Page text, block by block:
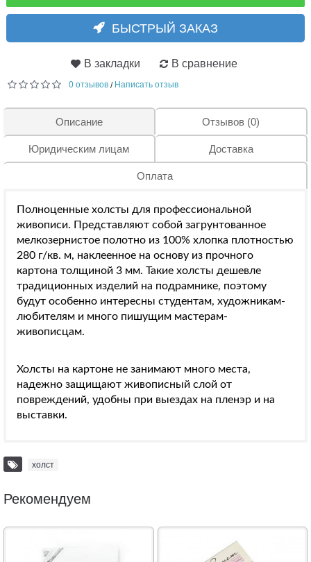
БЫСТРЫЙ ЗАКАЗ
В закладки В сравнение
0 отзывов / Написать отзыв
Описание Отзывов (0)
Юридическим лицам Доставка
Оплата
Полноценные холсты для профессиональной
живописи. Представляют собой загрунтованное
мелкозернистое полотно из 100% хлопка плотностью
280 г/кв. м, наклеенное на основу из прочного
картона толщиной 3 мм. Такие холсты дешевле
традиционных изделий на подрамнике, поэтому
будут особенно интересны студентам, художникам-
любителям и много пишущим мастерам-
живописцам.
Холсты на картоне не занимают много места,
надежно защищают живописный слой от
повреждений, удобны при выездах на пленэр и на
выставки.
холст
Рекомендуем